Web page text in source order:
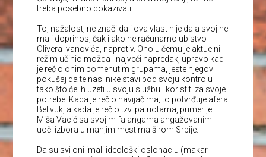
treba posebno dokazivati.
To, nažalost, ne znači da i ova vlast nije dala svoj ne
mali doprinos, čak i ako ne računamo ubistvo
Olivera Ivanovića, naprotiv. Ono u čemu je aktuelni
režim učinio možda i najveći napredak, upravo kad
je reč o onim pomenutim grupama, jeste njegov
pokušaj da te nasilnike stavi pod svoju kontrolu
tako što će ih uzeti u svoju službu i koristiti za svoje
potrebe. Kada je reč o navijačima, to potvrđuje afera
Belivuk, a kada je reč o tzv. patriotama, primer je
Miša Vacić sa svojim falangama angažovanim
uoči izbora u manjim mestima širom Srbije.
Da su svi oni imali ideološki oslonac u (makar